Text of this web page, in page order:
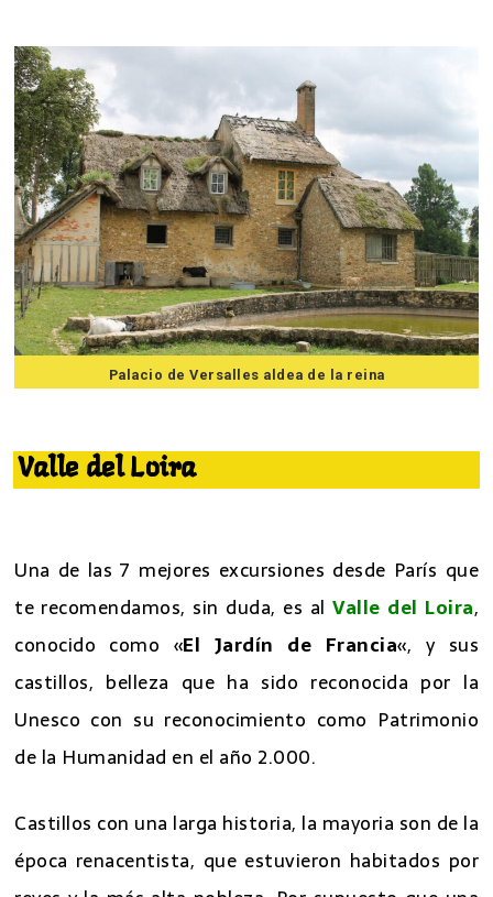
Palacio de Versalles aldea de la reina
Valle del Loira
Una de las 7 mejores excursiones desde París que
te recomendamos, sin duda, es alValle del Loira,
conocido como «El Jardín de Francia«, y sus
castillos, belleza que ha sido reconocida por la
Unesco con su reconocimiento como Patrimonio
de la Humanidad en el año 2.000.
Castillos con una larga historia, la mayoria son de la
época renacentista, que estuvieron habitados por